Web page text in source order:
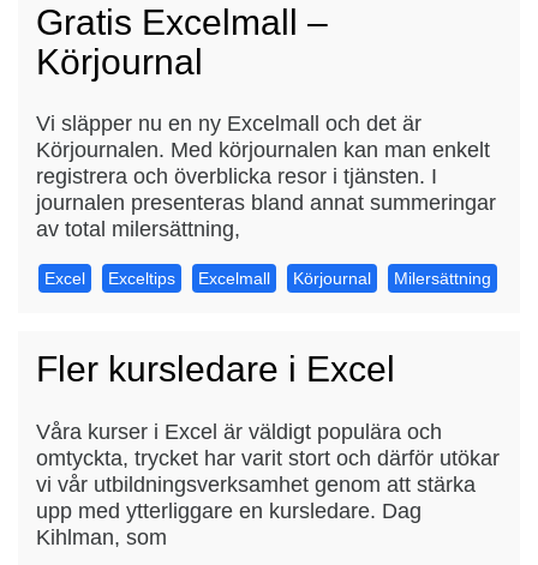
Gratis Excelmall –
Körjournal
Vi släpper nu en ny Excelmall och det är
Körjournalen. Med körjournalen kan man enkelt
registrera och överblicka resor i tjänsten. I
journalen presenteras bland annat summeringar
av total milersättning,
Excel Exceltips Excelmall Körjournal Milersättning
Fler kursledare i Excel
Våra kurser i Excel är väldigt populära och
omtyckta, trycket har varit stort och därför utökar
vi vår utbildningsverksamhet genom att stärka
upp med ytterliggare en kursledare. Dag
Kihlman, som